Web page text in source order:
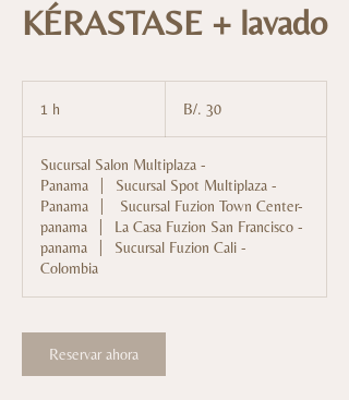
KÉRASTASE + lavado
1 h
panameños
B/. 30
Sucursal Salon Multiplaza -
Panama
Sucursal Spot Multiplaza -
Panama
Sucursal Fuzion Town Center-
panama
La Casa Fuzion San Francisco -
panama
Sucursal Fuzion Cali -
Colombia
Reservar ahora